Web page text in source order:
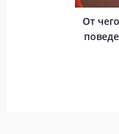
От